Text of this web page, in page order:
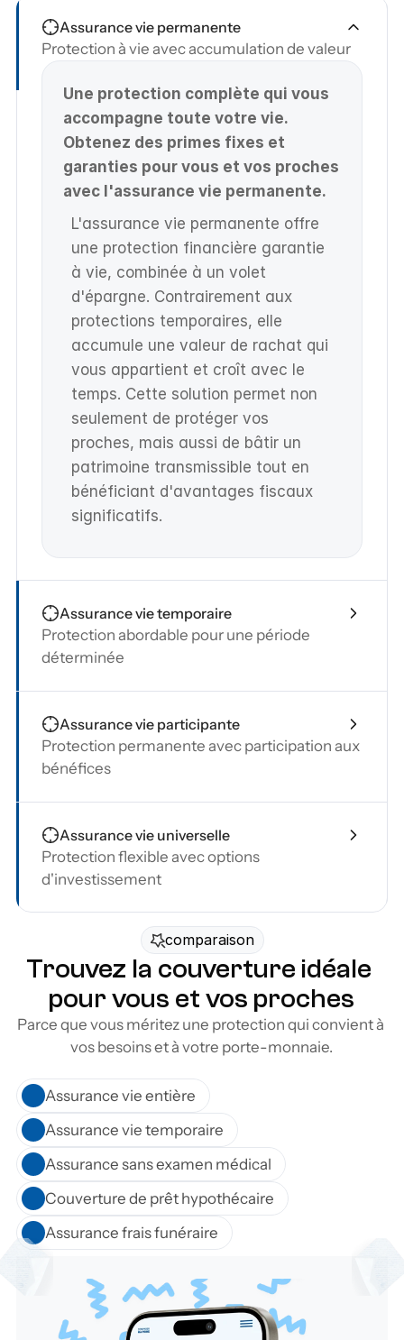
Assurance vie permanente
Protection à vie avec accumulation de valeur
Une protection complète qui vous
accompagne toute votre vie.
Obtenez des primes fixes et
garanties pour vous et vos proches
avec l'assurance vie permanente.
L'assurance vie permanente offre
une protection financière garantie
à vie, combinée à un volet
d'épargne. Contrairement aux
protections temporaires, elle
accumule une valeur de rachat qui
vous appartient et croît avec le
temps. Cette solution permet non
seulement de protéger vos
proches, mais aussi de bâtir un
patrimoine transmissible tout en
bénéficiant d'avantages fiscaux
significatifs.
Assurance vie temporaire
Protection abordable pour une période
déterminée
Assurance vie participante
Protection permanente avec participation aux
bénéfices
Assurance vie universelle
Protection flexible avec options
d'investissement
comparaison
Trouvez la couverture idéale
pour vous et vos proches
Parce que vous méritez une protection qui convient à
vos besoins et à votre porte-monnaie.
Assurance vie entière
Assurance vie temporaire
Assurance sans examen médical
Couverture de prêt hypothécaire
Assurance frais funéraire